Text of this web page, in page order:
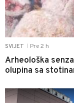
SVIJET Pre 2 h
Arheološka
olupina sa